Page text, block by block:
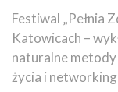
Festiwal „Pełnia
Katowicach –
naturalne
życia i